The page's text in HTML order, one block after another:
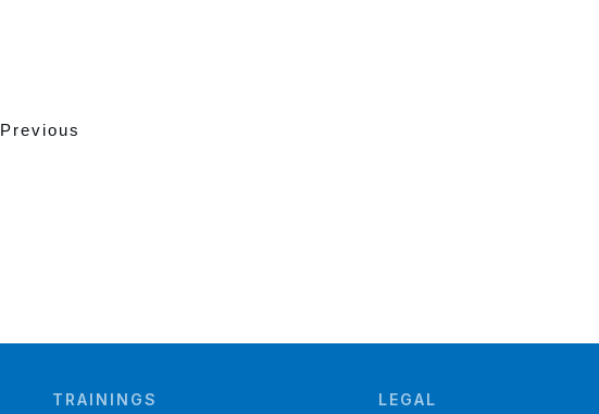
Previous
TRAININGS LEGAL